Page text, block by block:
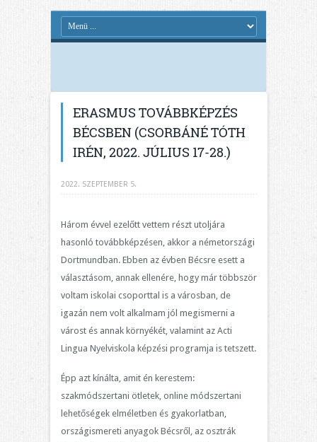
ERASMUS TOVÁBBKÉPZÉS
BÉCSBEN (CSORBÁNÉ TÓTH
IRÉN, 2022. JÚLIUS 17-28.)
2022. SZEPTEMBER 5.
Három évvel ezelőtt vettem részt utoljára
hasonló továbbképzésen, akkor a németországi
Dortmundban. Ebben az évben Bécsre esett a
választásom, annak ellenére, hogy már többször
voltam iskolai csoporttal is a városban, de
igazán nem volt alkalmam jól megismerni a
várost és annak környékét, valamint az Acti
Lingua Nyelviskola képzési programja is tetszett.
Épp azt kínálta, amit én kerestem:
szakmódszertani ötletek, online módszertani
lehetőségek elméletben és gyakorlatban,
országismereti anyagok Bécsről, az osztrák